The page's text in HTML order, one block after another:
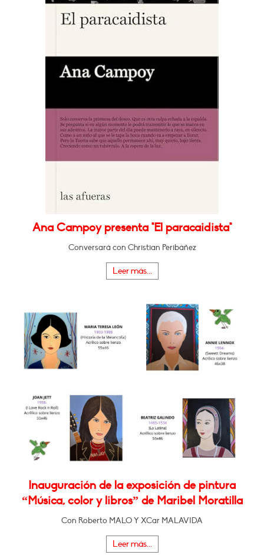
Ana Campoy presenta "El paracaidista"
Conversará con Christian Peribáñez
Leer más...
Inauguración de la exposición de pintura
“Música, color y libros” de Maribel Moratilla
Con Roberto MALO Y XCar MALAVIDA
Leer más...